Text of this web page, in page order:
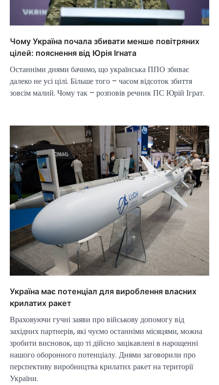
Чому Україна почала збивати менше повітряних
цілей: пояснення від Юрія Ігната
Останніми днями бачимо, що українська ППО збиває
далеко не усі цілі. Більше того – часом відсоток збиття
зовсім малий. Чому так – розповів речник ПС Юрій Іграт.
Україна має потенціал для вироблення власних
крилатих ракет
Враховуючи гучні заяви про військову допомогу від
західних партнерів, які чуємо останніми місяцями, можна
зробити висновок, що ті дійсно зацікавлені в нарощенні
нашого оборонного потенціалу. Днями заговорили про
перспективу виробництва крилатих ракет на території
України.